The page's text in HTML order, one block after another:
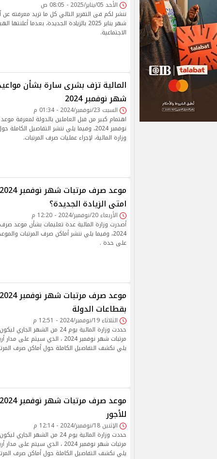
الأحد 05/يناير/2025 - 08:05 ص
ننشر لكم فى التقرير التالي كل ما تريد معرفته
شهر يناير 2025 بالزيادة الجديدة، بعدما
الاجتماعية.
المالية تزف بشرى سارة بشأن
شهر نوفمبر 2024
السبت 23/نوفمبر/2024 - 01:34 م
اهتمام كبير من قبل العاملين بالدولة لمعرفة
نوفمبر 2024، وفيما يلي ننشر التفاصيل
وزارة المالية، لإجراء عمليات صرف المرتبات.
امتى الزيادة الجديدة؟
الأربعاء 20/نوفمبر/2024 - 12:20 م
أصدرت وزارة المالية عدة تعليمات بشأن موعد
2024، وفيما يلي ننشر أماكن صرف المرتبات
على حدة .
بقطاعات الدولة
الثلاثاء 19/نوفمبر/2024 - 12:51 م
حددت وزارة المالية يوم 24 من
مرتبات شهر نوفمبر 2024 ، الذي سيتم
يلي نكشف التفاصيل الكاملة حول أماكن صرف
للأجور
الإثنين 18/نوفمبر/2024 - 12:14 م
حددت وزارة المالية يوم 24 من
مرتبات شهر نوفمبر 2024 ، الذي سيتم
يلي نكشف التفاصيل الكاملة حول أماكن صرف